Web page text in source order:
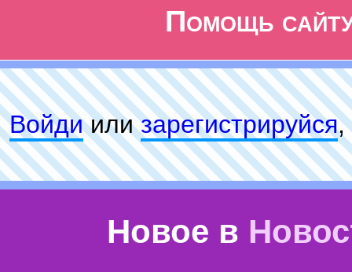
Помощь
Войдиилизарeгиcтpируйся,
Новое в